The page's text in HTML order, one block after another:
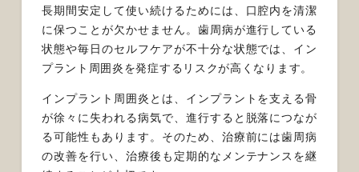
長期間安定して使い続けるためには、口腔内を清潔
に保つことが欠かせません。歯周病が進行している
状態や毎日のセルフケアが不十分な状態では、イン
プラント周囲炎を発症するリスクが高くなります。
インプラント周囲炎とは、インプラントを支える骨
が徐々に失われる病気で、進行すると脱落につなが
る可能性もあります。そのため、治療前には歯周病
の改善を行い、治療後も定期的なメンテナンスを継